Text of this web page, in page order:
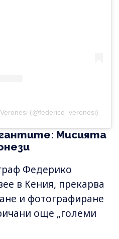
(@federico_veronesi)
Мисията
Федерико
в Кения, прекарва
и фотографиране
още „големи